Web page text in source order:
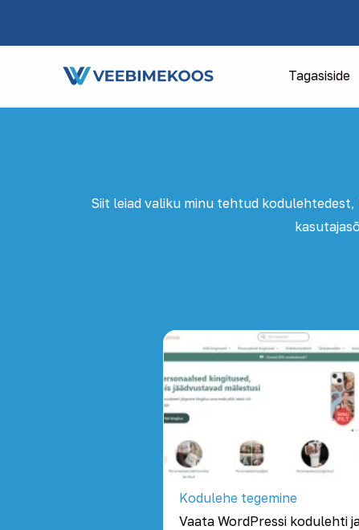
Tagasiside
Siit leiad valiku minu tehtud
Kodulehe tegemine
Vaata WordPressi kodulehti